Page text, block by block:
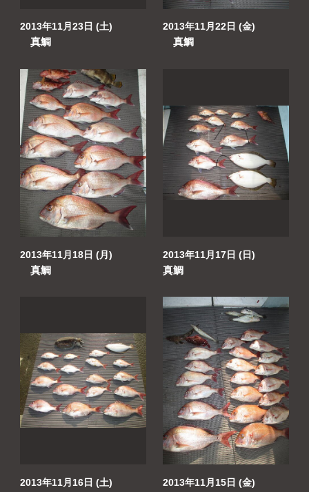
2013年11月23日 (土)
真鯛
2013年11月22日 (金)
真鯛
2013年11月18日 (月)
真鯛
2013年11月17日 (日)
真鯛
2013年11月16日 (土) 2013年11月15日 (金)